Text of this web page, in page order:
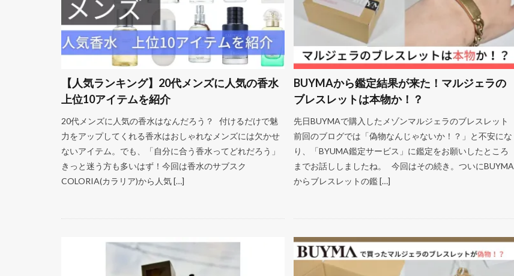
【人気ランキング】20代メンズに人気の香水
上位10アイテムを紹介
20代メンズに人気の香水はなんだろう？ 付けるだけで魅
力をアップしてくれる香水はおしゃれなメンズには欠かせ
ないアイテム。でも、「自分に合う香水ってどれだろう」
きっと迷う方も多いはず！今回は香水のサブスク
COLORIA(カラリア)から人気 […]
BUYMAから鑑定結果が来た！マルジェラの
ブレスレットは本物か！？
先日BUYMAで購入したメゾンマルジェラのブレスレット
前回のブログでは「偽物なんじゃないか！？」と不安にな
り、「BYUMA鑑定サービス」に鑑定をお願いしたところ
までお話ししましたね。 今回はその続き。ついにBUYMA
からブレスレットの鑑 […]